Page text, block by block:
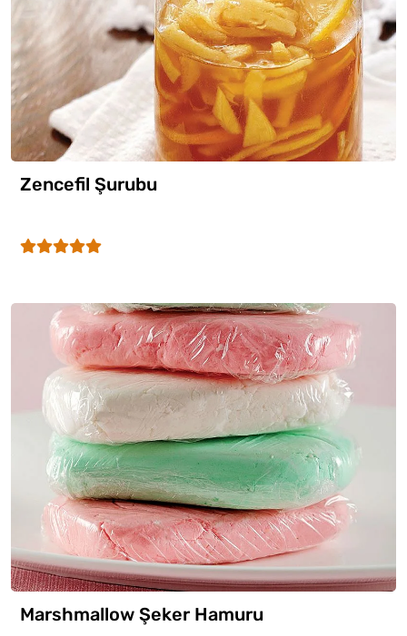
Zencefil Şurubu
Marshmallow Şeker Hamuru